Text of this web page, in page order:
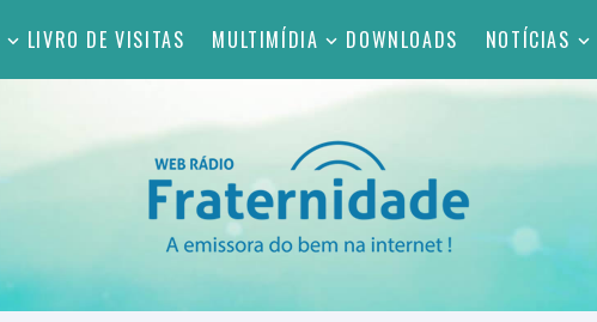
LIVRO DE VISITAS MULTIMÍDIA DOWNLOADS NOTÍCIAS